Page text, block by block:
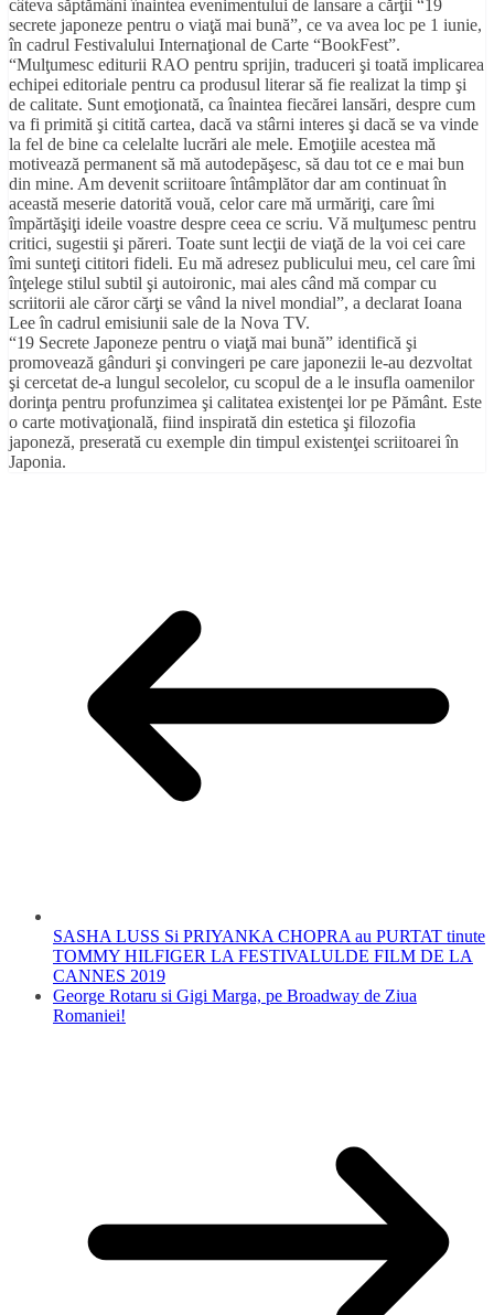
câteva săptămâni înaintea evenimentului de lansare a cărţii “19
secrete japoneze pentru o viaţă mai bună”, ce va avea loc pe 1 iunie,
în cadrul Festivalului Internaţional de Carte “BookFest”.
“Mulţumesc editurii RAO pentru sprijin, traduceri şi toată implicarea
echipei editoriale pentru ca produsul literar să fie realizat la timp şi
de calitate. Sunt emoţionată, ca înaintea fiecărei lansări, despre cum
va fi primită şi citită cartea, dacă va stârni interes şi dacă se va vinde
la fel de bine ca celelalte lucrări ale mele. Emoţiile acestea mă
motivează permanent să mă autodepăşesc, să dau tot ce e mai bun
din mine. Am devenit scriitoare întâmplător dar am continuat în
această meserie datorită vouă, celor care mă urmăriţi, care îmi
împărtăşiţi ideile voastre despre ceea ce scriu. Vă mulţumesc pentru
critici, sugestii şi păreri. Toate sunt lecţii de viaţă de la voi cei care
îmi sunteţi cititori fideli. Eu mă adresez publicului meu, cel care îmi
înţelege stilul subtil şi autoironic, mai ales când mă compar cu
scriitorii ale căror cărţi se vând la nivel mondial”, a declarat Ioana
Lee în cadrul emisiunii sale de la Nova TV.
“19 Secrete Japoneze pentru o viaţă mai bună” identifică şi
promovează gânduri şi convingeri pe care japonezii le-au dezvoltat
şi cercetat de-a lungul secolelor, cu scopul de a le insufla oamenilor
dorinţa pentru profunzimea şi calitatea existenţei lor pe Pământ. Este
o carte motivaţională, fiind inspirată din estetica şi filozofia
japoneză, preserată cu exemple din timpul existenţei scriitoarei în
Japonia.
SASHA LUSS Si PRIYANKA CHOPRA au PURTAT tinute
TOMMY HILFIGER LA FESTIVALULDE FILM DE LA
CANNES 2019
George Rotaru si Gigi Marga, pe Broadway de Ziua
Romaniei!